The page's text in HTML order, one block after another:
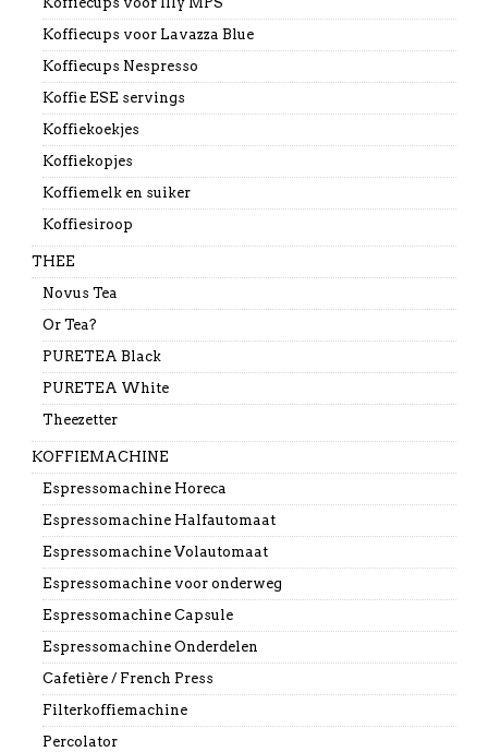
Koffiecups voor Lavazza Blue
Koffiecups Nespresso
Koffie ESE servings
Koffiekoekjes
Koffiekopjes
Koffiemelk en suiker
Koffiesiroop
THEE
Novus Tea
Or Tea?
PURETEA Black
PURETEA White
Theezetter
KOFFIEMACHINE
Espressomachine Horeca
Espressomachine Halfautomaat
Espressomachine Volautomaat
Espressomachine voor onderweg
Espressomachine Capsule
Espressomachine Onderdelen
Cafetière / French Press
Filterkoffiemachine
Percolator